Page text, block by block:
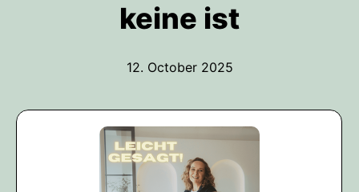
keine ist
12. October 2025